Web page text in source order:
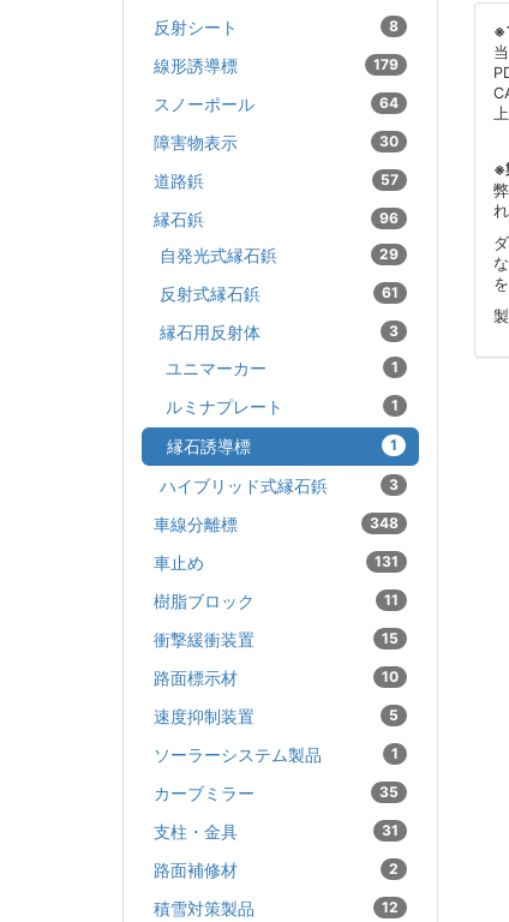
※
※
反射シート 8
線形誘導標 179
スノーポール 64
障害物表示 30
道路鋲 57
縁石鋲 96
自発光式縁石鋲 29
反射式縁石鋲 61
縁石用反射体 3
ユニマーカー 1
ルミナプレート 1
縁石誘導標 1
ハイブリッド式縁石鋲 3
車線分離標 348
車止め 131
樹脂ブロック 11
衝撃緩衝装置 15
路面標示材 10
速度抑制装置 5
ソーラーシステム製品 1
カーブミラー 35
支柱・金具 31
路面補修材 2
積雪対策製品 12